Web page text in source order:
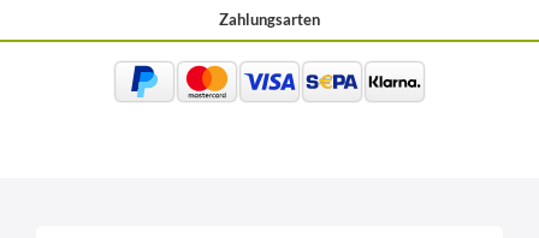
Zahlungsarten